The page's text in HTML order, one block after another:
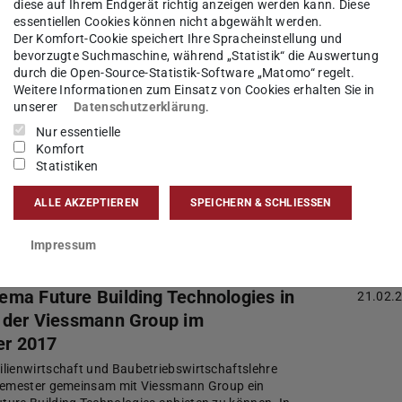
Energiekonferenz am 02.03.2017 erhielt
Sonderpreis des House of Energy für seine
Partnerships in Microgrid Development“, bet…
2017
den besten Arbeiten Ihrer Studierenden für den
2017. Abgabefrist ist am 1. Juni 2017!
durch die gif Gesellschaft für Immobilienwirtsc…
Future Building Technologies in
Viessmann Group im
2017
und Baubetriebswirtschaftslehre
gemeinsam mit Viessmann Group ein
diese auf Ihrem Endgerät richtig anzeigen werden kann. Diese
essentiellen Cookies können nicht abgewählt werden.
Der Komfort-Cookie speichert Ihre Spracheinstellung und
bevorzugte Suchmaschine, während „Statistik“ die Auswertung
durch die Open-Source-Statistik-Software „Matomo“ regelt.
Weitere Informationen zum Einsatz von Cookies erhalten Sie in
unserer
Datenschutzerklärung.
Nur essentielle
Komfort
Statistiken
ALLE AKZEPTIEREN SPEICHERN & SCHLIESSEN
Impressum